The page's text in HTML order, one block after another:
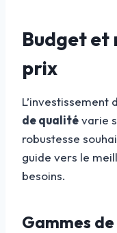
Budget
prix
L’investissement
de qualitévarie
robustesse
guide vers le
besoins.
Gammes